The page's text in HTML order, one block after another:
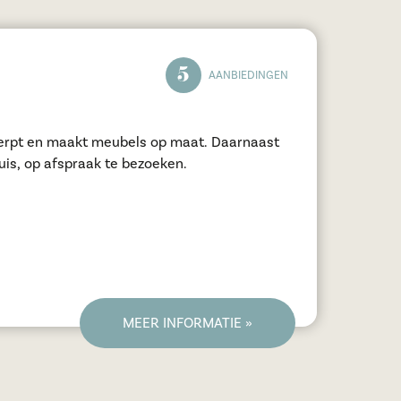
5 AANBIEDINGEN
en maakt meubels op maat. Daarnaast
op afspraak te bezoeken.
MEER INFORMATIE »